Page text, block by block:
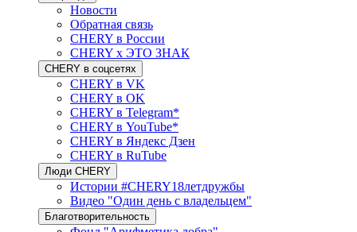
Новости
Обратная связь
CHERY в России
CHERY x ЭТО ЗНАК
CHERY в соцсетях
CHERY в VK
CHERY в OK
CHERY в Telegram*
CHERY в YouTube*
CHERY в Яндекс Дзен
CHERY в RuTube
Люди CHERY
Истории #CHERY18летдружбы
Видео "Один день с владельцем"
Благотворительность